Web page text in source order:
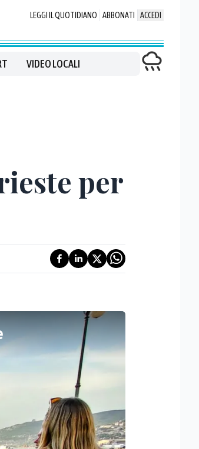
LEGGI IL QUOTIDIANO ABBONATI ACCEDI
VIDEO LOCALI
per